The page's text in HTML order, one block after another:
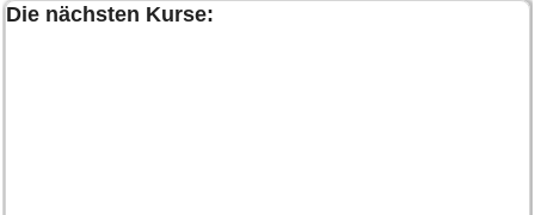
Die nächsten Kurse: